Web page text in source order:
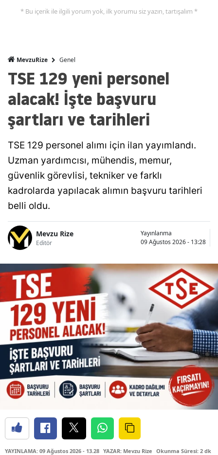
* Bu içerik ile ilgili yorum yok, ilk yorumu siz yazın, tartışalım *
MevzuRize Genel
TSE 129 yeni personel
alacak! İşte başvuru
şartları ve tarihleri
TSE 129 personel alımı için ilan yayımlandı.
Uzman yardımcısı, mühendis, memur,
güvenlik görevlisi, tekniker ve farklı
kadrolarda yapılacak alımın başvuru tarihleri
belli oldu.
Mevzu Rize
Editör
Yayınlanma
09 Ağustos 2026 - 13:28
YAYINLAMA: 09 Ağustos 2026 - 13.28 YAZAR: Mevzu Rize Okunma Süresi: 2 dk